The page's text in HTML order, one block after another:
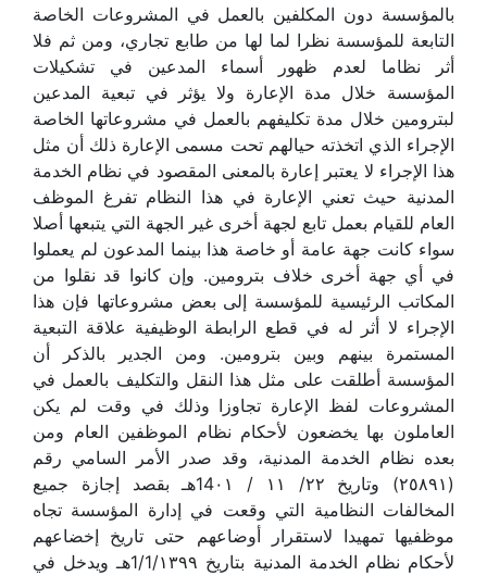
بالمؤسسة دون المكلفين بالعمل في المشروعات الخاصة
التابعة للمؤسسة نظرا لما لها من طابع تجاري، ومن ثم فلا
أثر نظاما لعدم ظهور أسماء المدعين في تشكيلات
المؤسسة خلال مدة الإعارة ولا يؤثر في تبعية المدعين
لبترومين خلال مدة تكليفهم بالعمل في مشروعاتها الخاصة
الإجراء الذي اتخذته حيالهم تحت مسمى الإعارة ذلك أن مثل
هذا الإجراء لا يعتبر إعارة بالمعنى المقصود في نظام الخدمة
المدنية حيث تعني الإعارة في هذا النظام تفرغ الموظف
العام للقيام بعمل تابع لجهة أخرى غير الجهة التي يتبعها أصلا
سواء كانت جهة عامة أو خاصة هذا بينما المدعون لم يعملوا
في أي جهة أخرى خلاف بترومين. وإن كانوا قد نقلوا من
المكاتب الرئيسية للمؤسسة إلى بعض مشروعاتها فإن هذا
الإجراء لا أثر له في قطع الرابطة الوظيفية علاقة التبعية
المستمرة بينهم وبين بترومين. ومن الجدير بالذكر أن
المؤسسة أطلقت على مثل هذا النقل والتكليف بالعمل في
المشروعات لفظ الإعارة تجاوزا وذلك في وقت لم يكن
العاملون بها يخضعون لأحكام نظام الموظفين العام ومن
بعده نظام الخدمة المدنية، وقد صدر الأمر السامي رقم
(٢٥٨٩١) وتاريخ ٢٢/ ١١ / 14٠١هـ بقصد إجازة جميع
المخالفات النظامية التي وقعت في إدارة المؤسسة تجاه
موظفيها تمهيدا لاستقرار أوضاعهم حتى تاريخ إخضاعهم
لأحكام نظام الخدمة المدنية بتاريخ 1/1/١٣٩٩هـ ويدخل في